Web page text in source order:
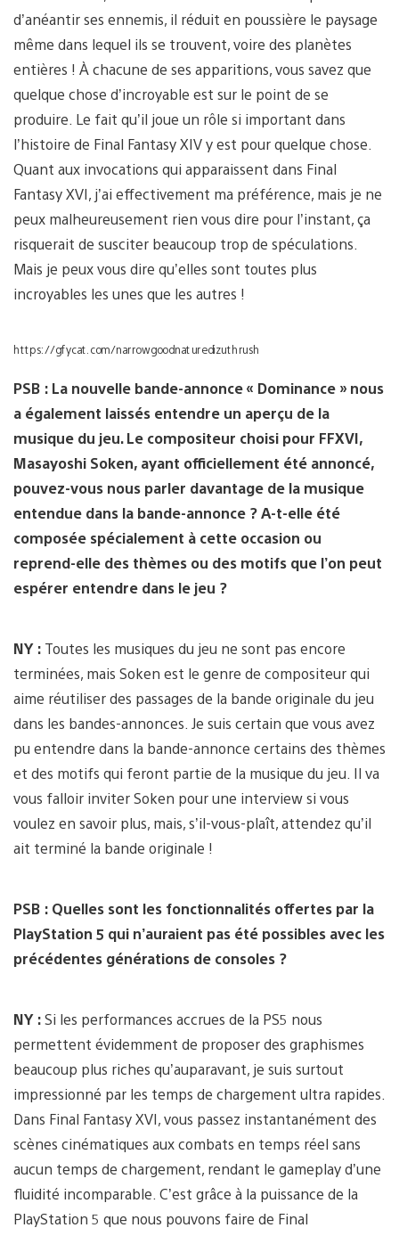
d’anéantir ses ennemis, il réduit en poussière le paysage
même dans lequel ils se trouvent, voire des planètes
entières ! À chacune de ses apparitions, vous savez que
quelque chose d’incroyable est sur le point de se
produire. Le fait qu’il joue un rôle si important dans
l’histoire de Final Fantasy XIV y est pour quelque chose.
Quant aux invocations qui apparaissent dans Final
Fantasy XVI, j’ai effectivement ma préférence, mais je ne
peux malheureusement rien vous dire pour l’instant, ça
risquerait de susciter beaucoup trop de spéculations.
Mais je peux vous dire qu’elles sont toutes plus
incroyables les unes que les autres !
https://gfycat.com/narrowgoodnaturedizuthrush
PSB : La nouvelle bande-annonce « Dominance » nous
a également laissés entendre un aperçu de la
musique du jeu. Le compositeur choisi pour FFXVI,
Masayoshi Soken, ayant officiellement été annoncé,
pouvez-vous nous parler davantage de la musique
entendue dans la bande-annonce ? A-t-elle été
composée spécialement à cette occasion ou
reprend-elle des thèmes ou des motifs que l’on peut
espérer entendre dans le jeu ?
NY : Toutes les musiques du jeu ne sont pas encore
terminées, mais Soken est le genre de compositeur qui
aime réutiliser des passages de la bande originale du jeu
dans les bandes-annonces. Je suis certain que vous avez
pu entendre dans la bande-annonce certains des thèmes
et des motifs qui feront partie de la musique du jeu. Il va
vous falloir inviter Soken pour une interview si vous
voulez en savoir plus, mais, s’il-vous-plaît, attendez qu’il
ait terminé la bande originale !
PSB : Quelles sont les fonctionnalités offertes par la
PlayStation 5 qui n’auraient pas été possibles avec les
précédentes générations de consoles ?
NY :Si les performances accrues de la PS5 nous
permettent évidemment de proposer des graphismes
beaucoup plus riches qu’auparavant, je suis surtout
impressionné par les temps de chargement ultra rapides.
Dans Final Fantasy XVI, vous passez instantanément des
scènes cinématiques aux combats en temps réel sans
aucun temps de chargement, rendant le gameplay d’une
fluidité incomparable. C’est grâce à la puissance de la
PlayStation 5 que nous pouvons faire de Final